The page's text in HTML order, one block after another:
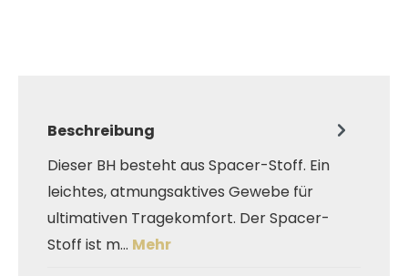
Beschreibung
Dieser BH besteht aus Spacer-Stoff. Ein
leichtes, atmungsaktives Gewebe für
ultimativen Tragekomfort. Der Spacer-
Stoff ist m… Mehr